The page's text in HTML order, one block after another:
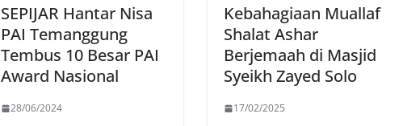
SEPIJAR Hantar Nisa
PAI Temanggung
Tembus 10 Besar PAI
Award Nasional
28/06/2024
Kebahagiaan Muallaf
Shalat Ashar
Berjemaah di Masjid
Syeikh Zayed Solo
17/02/2025